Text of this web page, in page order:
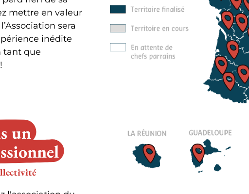
mettre en valeur
sera
inédite
tant que
un